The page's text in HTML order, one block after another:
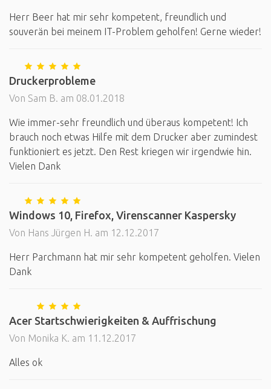
Herr Beer hat mir sehr kompetent, freundlich und
souverän bei meinem IT-Problem geholfen! Gerne wieder!
Druckerprobleme
Von Sam B. am 08.01.2018
Wie immer-sehr freundlich und überaus kompetent! Ich
brauch noch etwas Hilfe mit dem Drucker aber zumindest
funktioniert es jetzt. Den Rest kriegen wir irgendwie hin.
Vielen Dank
Windows 10, Firefox, Virenscanner Kaspersky
Von Hans Jürgen H. am 12.12.2017
Herr Parchmann hat mir sehr kompetent geholfen. Vielen
Dank
Acer Startschwierigkeiten & Auffrischung
Von Monika K. am 11.12.2017
Alles ok